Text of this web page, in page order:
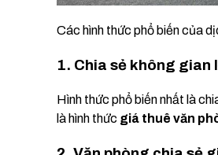
Các hình thức phổ biến của
1. Chia sẻ không gian
Hình thức phổ biến nhất là
là hình thức giá thuê văn